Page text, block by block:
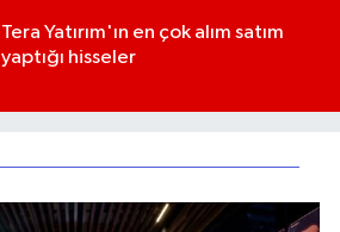
Tera Yatırım'ın en çok alım satım
yaptığı hisseler